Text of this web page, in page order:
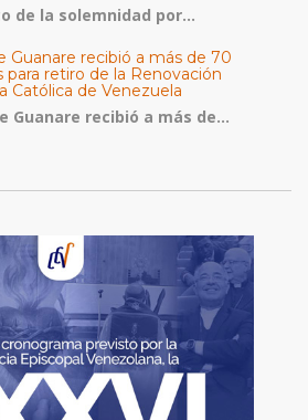
de la solemnidad por...
Guanare recibió a más de 70
para retiro de la Renovación
Católica de Venezuela
Guanare recibió a más de...